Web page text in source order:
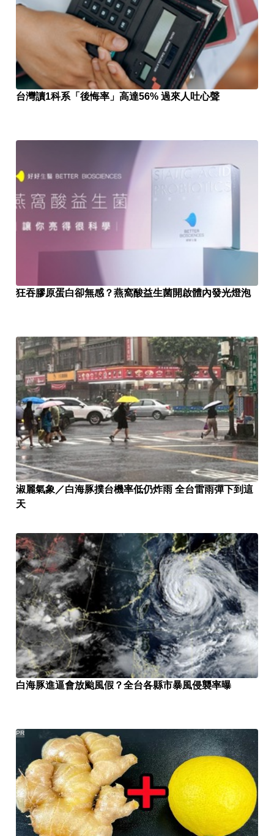
台灣讀1科系「後悔率」高達56% 過來人吐心聲
狂吞膠原蛋白卻無感？燕窩酸益生菌開啟體內發光燈泡
淑麗氣象／白海豚撲台機率低仍炸雨 全台雷雨彈下到這
天
白海豚進逼會放颱風假？全台各縣市暴風侵襲率曝
PR